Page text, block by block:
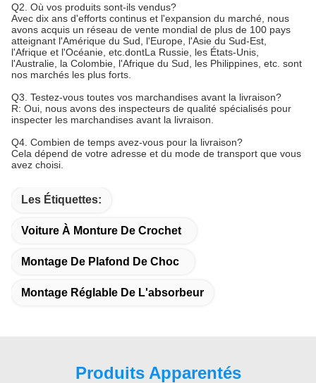
Q2. Où vos produits sont-ils vendus?
Avec dix ans d'efforts continus et l'expansion du marché, nous
avons acquis un réseau de vente mondial de plus de 100 pays
atteignant l'Amérique du Sud, l'Europe, l'Asie du Sud-Est,
l'Afrique et l'Océanie, etc.dontLa Russie, les États-Unis,
l'Australie, la Colombie, l'Afrique du Sud, les Philippines, etc. sont
nos marchés les plus forts.
Q3. Testez-vous toutes vos marchandises avant la livraison?
R: Oui, nous avons des inspecteurs de qualité spécialisés pour
inspecter les marchandises avant la livraison.
Q4. Combien de temps avez-vous pour la livraison?
Cela dépend de votre adresse et du mode de transport que vous
avez choisi.
Les Étiquettes:
Voiture À Monture De Crochet
Montage De Plafond De Choc
Montage Réglable De L'absorbeur
Produits Apparentés